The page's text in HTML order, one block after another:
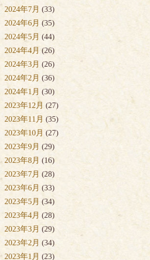
2024年7月 (33)
2024年6月 (35)
2024年5月 (44)
2024年4月 (26)
2024年3月 (26)
2024年2月 (36)
2024年1月 (30)
2023年12月 (27)
2023年11月 (35)
2023年10月 (27)
2023年9月 (29)
2023年8月 (16)
2023年7月 (28)
2023年6月 (33)
2023年5月 (34)
2023年4月 (28)
2023年3月 (29)
2023年2月 (34)
2023年1月 (23)